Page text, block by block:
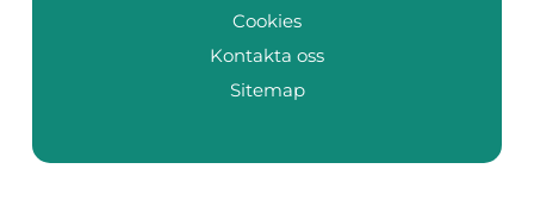
Cookies
Kontakta oss
Sitemap